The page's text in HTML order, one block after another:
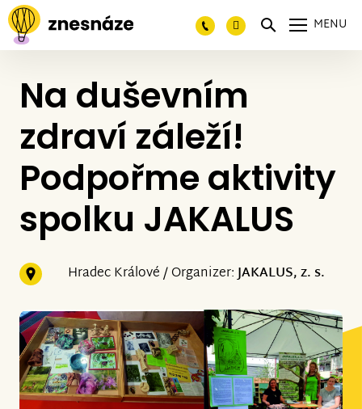
MENU
Na duševním
zdraví záleží!
Podpořme aktivity
spolku JAKALUS
Hradec Králové / Organizer:JAKALUS, z. s.